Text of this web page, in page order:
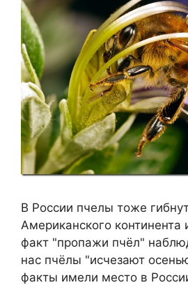
В России пчелы тоже
Американского континента
факт "пропажи пчёл"
нас пчёлы "исчезают
факты имели место в